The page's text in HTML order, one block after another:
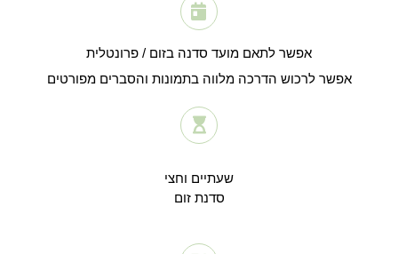
אפשר לתאם מועד סדנה בזום / פרונטלית
אפשר לרכוש הדרכה מלווה בתמונות והסברים מפורטים
שעתיים וחצי
סדנת זום